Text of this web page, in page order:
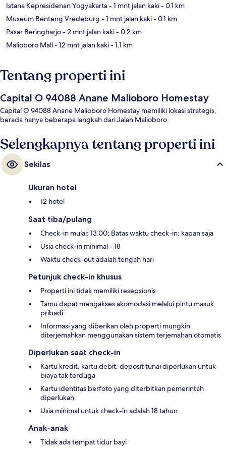
Istana Kepresidenan Yogyakarta- 1 mnt jalan kaki- 0.1 km
Museum Benteng Vredeburg - 1 mnt jalan kaki- 0.1 km
Pasar Beringharjo- 2 mnt jalan kaki- 0.2 km
Malioboro Mall- 12 mnt jalan kaki- 1.1 km
Tentang properti ini
Capital O 94088 Anane Malioboro Homestay
Capital O 94088 Anane Malioboro Homestay memiliki lokasi strategis,
berada hanya beberapa langkah dari Jalan Malioboro.
Selengkapnya tentang properti ini
Sekilas
Ukuran hotel
12 hotel
Saat tiba/pulang
Check-in mulai: 13.00; Batas waktu check-in: kapan saja
Usia check-in minimal - 18
Waktu check-out adalah tengah hari
Petunjuk check-in khusus
Properti ini tidak memiliki resepsionis
Tamu dapat mengakses akomodasi melalui pintu masuk
pribadi
Informasi yang diberikan oleh properti mungkin
diterjemahkan menggunakan sistem terjemahan otomatis
Diperlukan saat check-in
Kartu kredit, kartu debit, deposit tunai diperlukan untuk
biaya tak terduga
Kartu identitas berfoto yang diterbitkan pemerintah
diperlukan
Usia minimal untuk check-in adalah 18 tahun
Anak-anak
Tidak ada tempat tidur bayi